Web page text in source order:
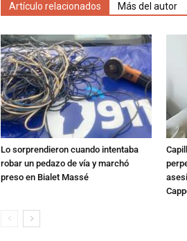
Artículo relacionados Más del autor
Lo sorprendieron cuando intentaba
robar un pedazo de vía y marchó
preso en Bialet Massé